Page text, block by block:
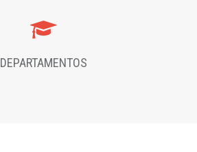
DEPARTAMENTOS